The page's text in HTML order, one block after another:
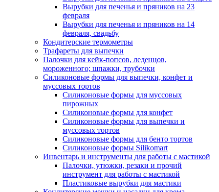
Вырубки для печенья и пряников на 23
февраля
Вырубки для печенья и пряников на 14
февраля, свадьбу
Кондитерские термометры
Трафареты для выпечки
Палочки для кейк-попсов, леденцов,
мороженного; шпажки, трубочки
Силиконовые формы для выпечки, конфет и
муссовых тортов
Силиконовые формы для муссовых
пирожных
Силиконовые формы для конфет
Силиконовые формы для выпечки и
муссовых тортов
Силиконовые формы для бенто тортов
Силиконовые формы Silikomart
Инвентарь и инструменты для работы с мастикой
Палочки, утюжки, резаки и прочий
инструмент для работы с мастикой
Пластиковые вырубки для мастики